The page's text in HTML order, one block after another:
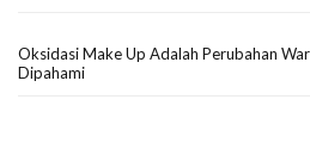
Oksidasi Make Up Adalah Perubahan
Dipahami